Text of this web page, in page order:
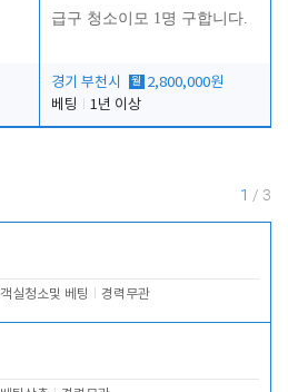
급구 청소이모 1명 구합니다.
경기 부천시 월 2,800,000원
베팅
1년 이상
1 / 3
객실청소및 베팅 경력무관